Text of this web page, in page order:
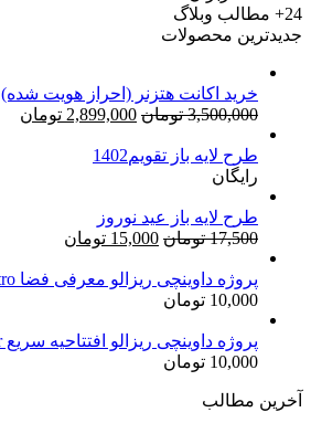
24+
مطالب وبلاگ
جدیدترین محصولات
خرید اکانت هتزنر (احراز هویت شده)
3,500,000 تومان قیمت
2,899,000 تومان
طرح لایه باز تقویم1402
رایگان
طرح لایه باز عید نوروز
17,500 تومان قیمت
17,500 تومان
15,000 تومان
15,000 تومان.
پروژه داوینچی ریزالو معرفی فضا Fantastic Space Intro
10,000 تومان
پروژه داوینچی ریزالو افتتاحیه سریع Fast Opener
10,000 تومان
آخرین مطالب